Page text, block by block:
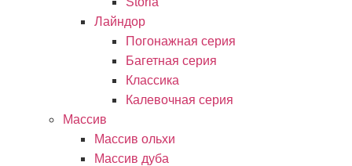
Лайндор
Погонажная серия
Багетная серия
Классика
Калевочная серия
Массив
Массив ольхи
Массив дуба